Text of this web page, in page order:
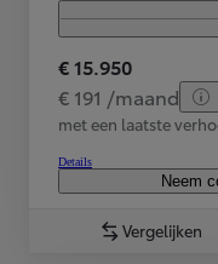
€ 15.950
€ 191 /maand
met een laatste
Details
Neem
Vergelijken